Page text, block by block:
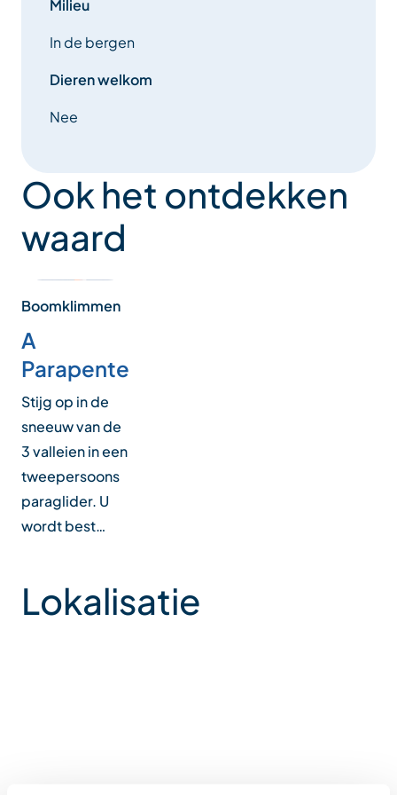
Milieu
In de bergen
Dieren welkom
Nee
Ook het ontdekken
waard
Boomklimmen
A
Parapente
Stijg op in de
sneeuw van de
3 valleien in een
tweepersoons
paraglider. U
wordt best…
Lokalisatie